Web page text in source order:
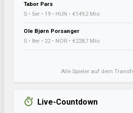
Tabor Pars
S • 5er • 19 • HUN • €149,2 Mio
Ole Bjørn Porsanger
S • 8er • 22 • NOR • €228,7 Mio
Alle Spieler auf dem
Live-Countdown